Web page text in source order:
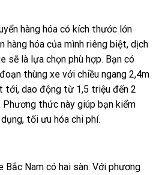
hàng hóa có kích thước lớn
hàng hóa của mình riêng biệt, dịch
sẽ là lựa chọn phù hợp. Bạn có
thùng xe với chiều ngang 2,4m
tới, dao động từ 1,5 triệu đến 2
thức này giúp bạn kiểm
tối ưu hóa chi phí.
Bắc Nam có hai sàn. Với phương